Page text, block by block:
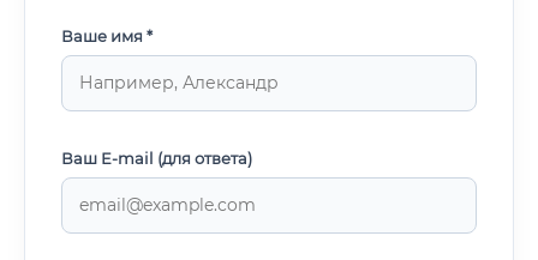
Ваше имя *
Ваш E-mail (для ответа)